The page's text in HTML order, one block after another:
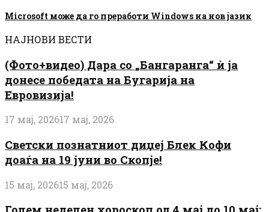
Microsoft може да го преработи Windows на нов јазик
НАЈНОВИ ВЕСТИ
(Фото+видео) Дара со „Бангаранга“ ѝ ја
донесе победата на Бугарија на
Евровизија!
17 мај, 202617 мај, 2026
Светски познатниот диџеј Блек Кофи
доаѓа на 19 јуни во Скопје!
15 мај, 202615 мај, 2026